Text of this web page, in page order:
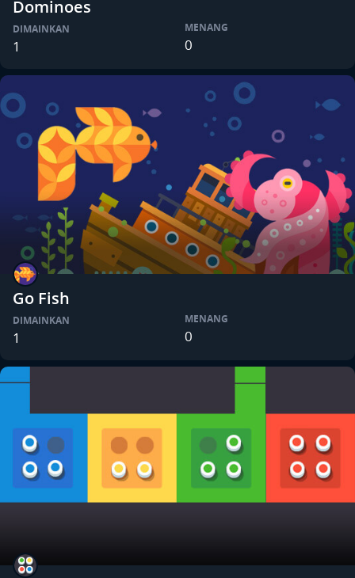
Dominoes
DIMAINKAN
1
MENANG
0
Go Fish
DIMAINKAN
1
MENANG
0